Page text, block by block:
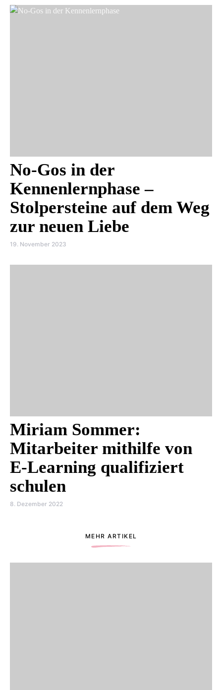
No-Gos in der
Kennenlernphase –
Stolpersteine auf dem Weg
zur neuen Liebe
19. November 2023
Miriam Sommer:
Mitarbeiter mithilfe von
E-Learning qualifiziert
schulen
8. Dezember 2022
MEHR ARTIKEL